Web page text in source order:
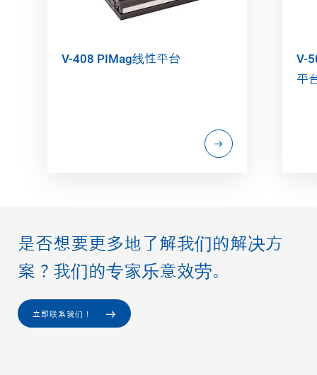
V-408 PIMag线性平台
V-
平
是否想要更多地了解我们的解决方
案？我们的专家乐意效劳。
立即联系我们！